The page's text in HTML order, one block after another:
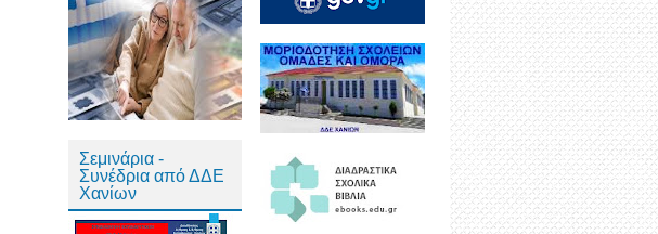
Σεμινάρια -
Συνέδρια από ΔΔΕ
Χανίων